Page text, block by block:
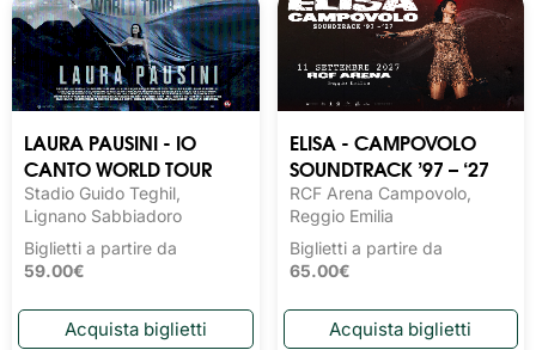
LAURA PAUSINI - IO
CANTO WORLD TOUR
Stadio Guido Teghil,
Lignano Sabbiadoro
Biglietti a partire da
59.00€
ELISA - CAMPOVOLO
SOUNDTRACK ’97 – ‘27
RCF Arena Campovolo,
Reggio Emilia
Biglietti a partire da
65.00€